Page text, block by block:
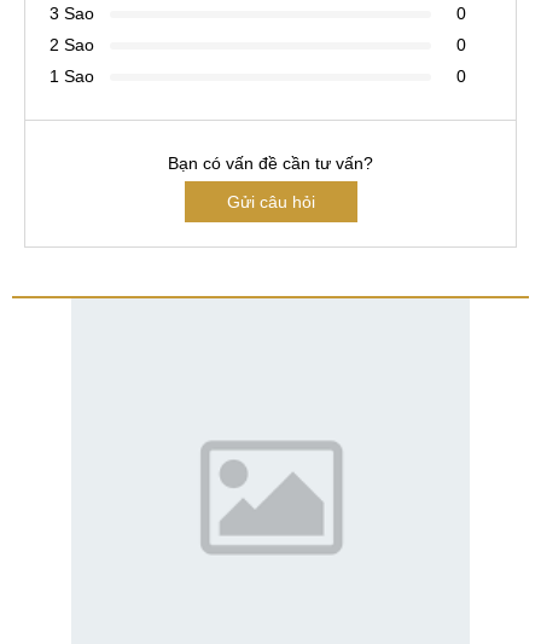
3 Sao
0
2 Sao
0
1 Sao
0
Bạn có vấn đề cần tư vấn?
Gửi câu hỏi